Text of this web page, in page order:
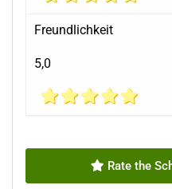
Freundlichkeit
5,0
Rate the